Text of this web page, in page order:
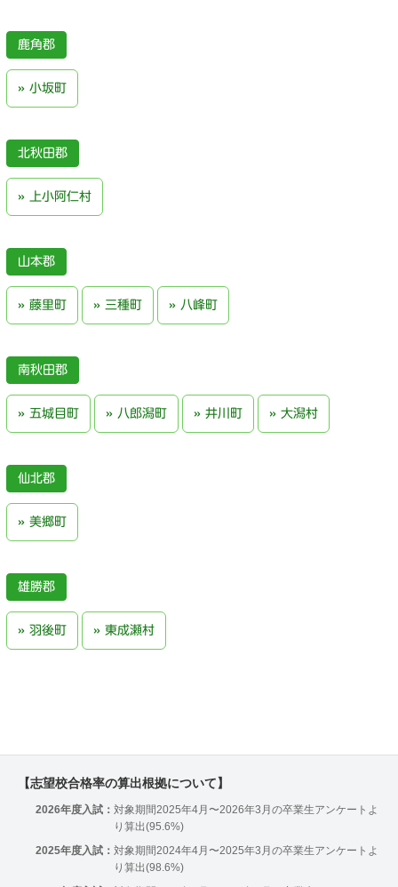
鹿角郡
小坂町
北秋田郡
上小阿仁村
山本郡
藤里町 三種町 八峰町
南秋田郡
五城目町 八郎潟町 井川町 大潟村
仙北郡
美郷町
雄勝郡
羽後町 東成瀬村
【志望校合格率の算出根拠について】
2026年度入試： 対象期間2025年4月〜2026年3月の卒業生アンケートよ
り算出(95.6%)
2025年度入試： 対象期間2024年4月〜2025年3月の卒業生アンケートよ
り算出(98.6%)